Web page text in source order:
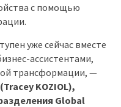
с помощью
уже сейчас вместе
ассистентами,
трансформации, —
KOZIOL),
Global